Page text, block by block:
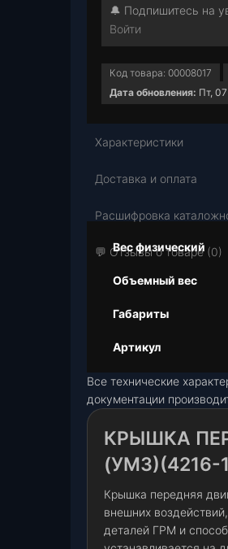
🔔 Подпишитесь на
Войти
Код товара: 00008017
Дата обновления: Пт,
Характеристики
Доставка и оплата
Расшифровка
💬 Отзывы о товаре (0)
Вес физический
Объемный вес
Габариты
Артикул
Все технические
документации
КРЫШКА
Крышка передняя
внешних
деталей ГРМ и